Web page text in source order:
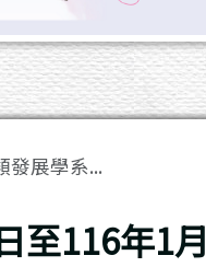
發展學系...
至116年1月